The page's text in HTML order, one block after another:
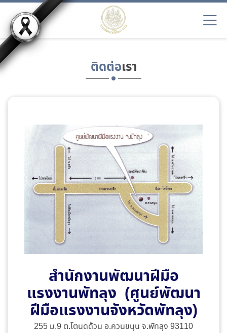
ติดต่อเรา
สำนักงานพัฒนาฝีมือ
แรงงานพัทลุง (ศูนย์พัฒนา
ฝีมือแรงงานจังหวัดพัทลุง)
255 ม.9 ต.โตนดด้วน อ.ควนขนุน จ.พัทลุง 93110